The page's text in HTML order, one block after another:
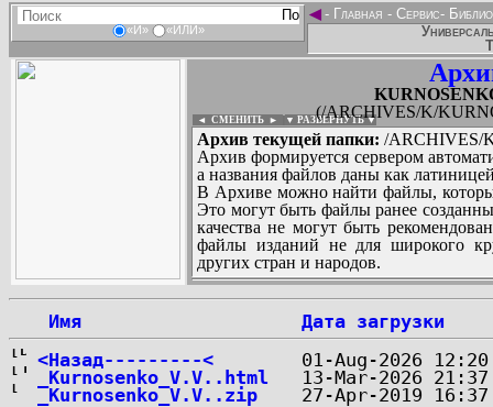
«И» «ИЛИ»
◄- Главная - Сервис-
(/ARCHIVES/K/
◄ СМЕНИТЬ ► ▼ РАЗВЕРНУТЬ ▼
Архив текущей папки: /ARCHIVES/
Архив формируется сервером
а названия файлов даны как
В Архиве можно найти файлы,
Это могут быть файлы ранее
качества не могут быть
файлы изданий не для широкого
других стран и народов.
Имя
Дата загрузки
<Назад---------<
_Kurnosenko_V.V..html
_Kurnosenko_V.V..zip